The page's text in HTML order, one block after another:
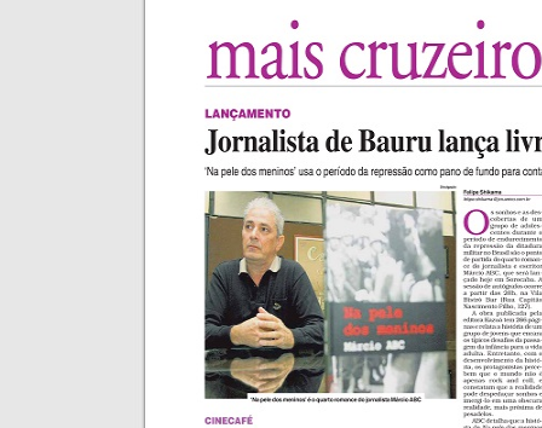
Clique aquipara ver a entrevista feita pelos
Will Poliveri(mais…)